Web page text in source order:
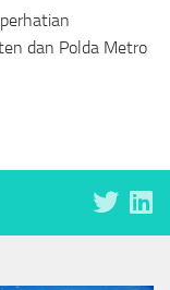
dan Polda Metro